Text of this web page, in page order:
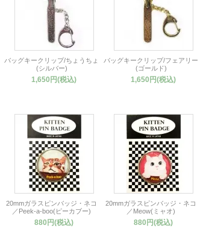
バッグキークリップ/ちょうちょ
(シルバー)
1,650円(税込)
バッグキークリップ/フェアリー
(ゴールド)
1,650円(税込)
20mmガラスピンバッジ・ネコ
／Peek-a-boo(ピーカブー)
880円(税込)
20mmガラスピンバッジ・ネコ
／Meow(ミャオ)
880円(税込)